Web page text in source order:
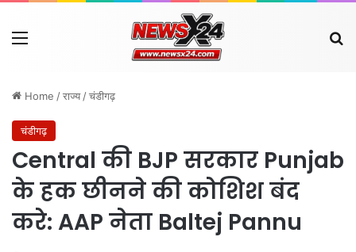
Menu
Home /राज्य /चंडीगढ़
चंडीगढ़
Central की BJP सरकार Punjab
के हक छीनने की कोशिश बंद
करे: AAP नेता Baltej Pannu